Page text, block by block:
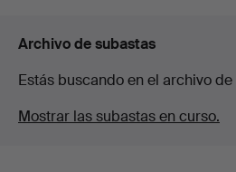
Archivo de subastas
Estás buscando en el archivo
Mostrar las subastas en curso.